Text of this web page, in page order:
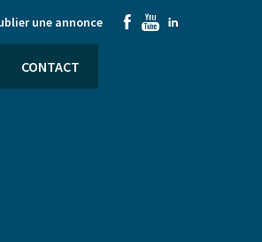
une annonce
Submenu
CONTACT